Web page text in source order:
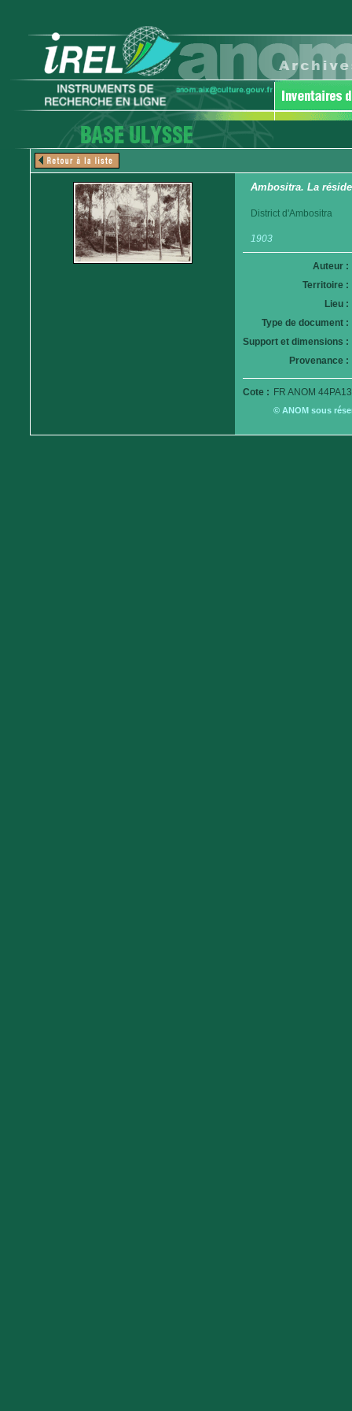
Ambositra. La
District d'Ambositra
1903
Auteur :
Territoire :
Lieu :
Type de document :
Support et dimensions :
Provenance :
Cote : FR ANOM
© ANOM sous